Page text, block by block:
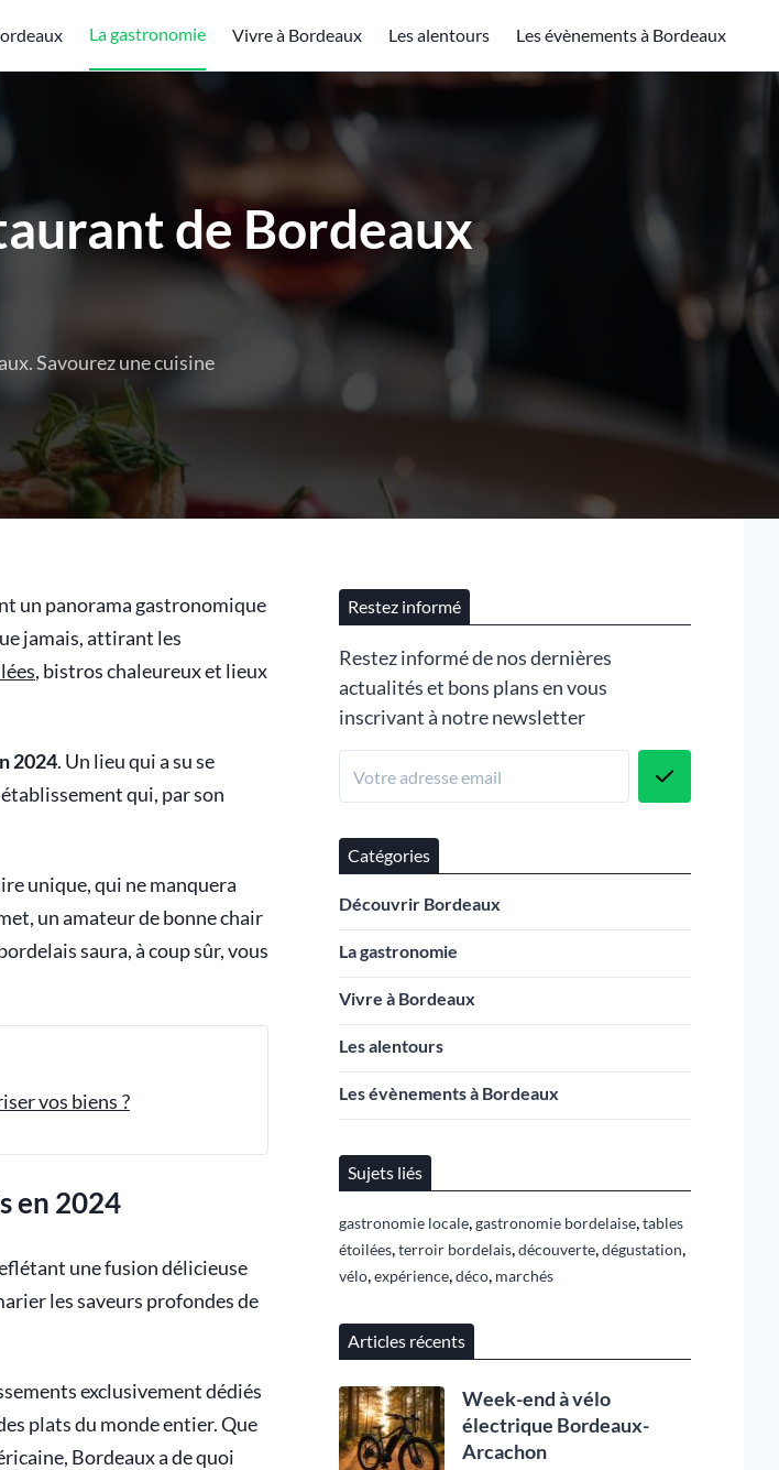
La gastronomie Vivre à Bordeaux Les alentours Les évènements à Bordeaux
de Bordeaux
Savourez une cuisine
un panorama gastronomique
jamais, attirant les
, bistros chaleureux et lieux
2024. Un lieu qui a su se
qui, par son
unique, qui ne manquera
un amateur de bonne chair
saura, à coup sûr, vous
vos biens ?
en 2024
une fusion délicieuse
les saveurs profondes de
exclusivement dédiés
plats du monde entier. Que
Bordeaux a de quoi
Restez informé
Restez informé de nos dernières
actualités et bons plans en vous
inscrivant à notre newsletter
Catégories
Découvrir Bordeaux
La gastronomie
Vivre à Bordeaux
Les alentours
Les évènements à Bordeaux
Sujets liés
gastronomie locale,gastronomie bordelaise,tables
étoilées,terroir bordelais,découverte,dégustation,
vélo,expérience,déco, marchés
Articles récents
Week-end à vélo
électrique Bordeaux-
Arcachon